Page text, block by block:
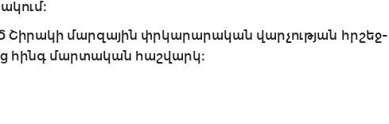
Շիրակի մարզային փրկարարական վարչության հրշեջ-
հինգ մարտական հաշվարկ։